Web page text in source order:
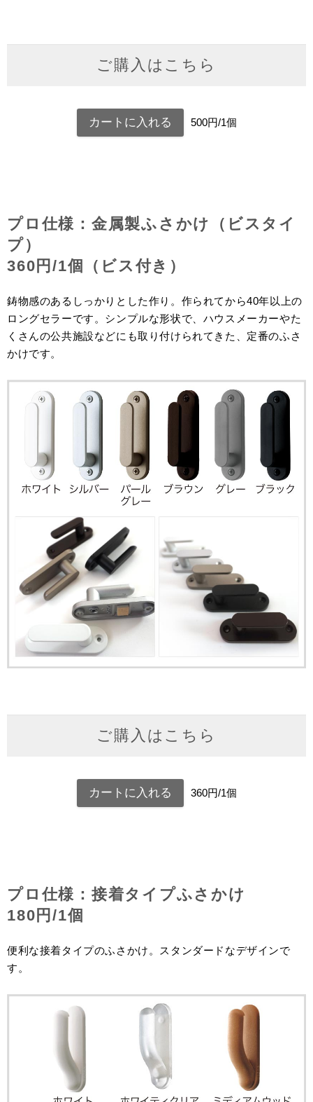
ご購入はこちら
500円/1個
プロ仕様：金属製ふさかけ（ビスタイ
プ）
360円/1個（ビス付き）
鋳物感のあるしっかりとした作り。作られてから40年以上の
ロングセラーです。シンプルな形状で、ハウスメーカーやた
くさんの公共施設などにも取り付けられてきた、定番のふさ
かけです。
ご購入はこちら
360円/1個
プロ仕様：接着タイプふさかけ
180円/1個
便利な接着タイプのふさかけ。スタンダードなデザインで
す。